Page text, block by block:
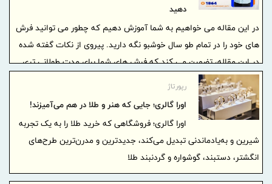
دهید
در این مقاله می خواهیم به شما آموزش دهیم که چطور می توانید فرش
های خود را در تمام طو سال خوشبو نگه دارید. پیروی از نکات گفته شده
در این مقاله، تضمین می کند که فرش های شما برای مدت طولانی تری
بدون بو و شاداب به نظر می رسند و درنتیجه خانه تان بو نمی دهد!
رپورتاژ
اورا گالری؛ جایی که هنر و طلا در هم می‌آمیزند!
اورا گالری؛ فروشگاهی که خرید طلا را به یک تجربه
شیرین و به‌یادماندنی تبدیل می‌کند، جدیدترین و مدرن‌ترین طرح‌های
انگشتر، دستبند، گوشواره و گردنبند طلا